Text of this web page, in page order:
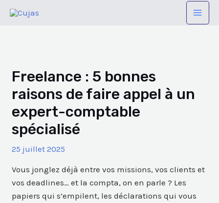
Freelance : 5 bonnes
raisons de faire appel à un
expert-comptable
spécialisé
25 juillet 2025
Vous jonglez déjà entre vos missions, vos clients et
vos deadlines… et la compta, on en parle ? Les
papiers qui s’empilent, les déclarations qui vous
des